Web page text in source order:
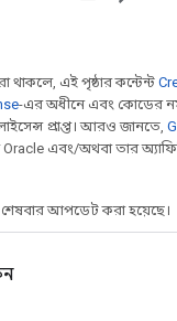
থাকলে, এই পৃষ্ঠার কন্টেন্ট
-এর অধীনে এবং কোডের
প্রাপ্ত। আরও জানতে,
এবং/অথবা তার
আপডেট করা হয়েছে।